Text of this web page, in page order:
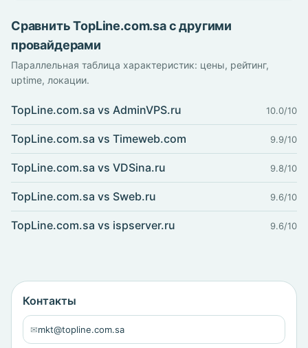
Сравнить TopLine.com.sa с другими
провайдерами
Параллельная таблица характеристик: цены, рейтинг,
uptime, локации.
TopLine.com.sa vs AdminVPS.ru 10.0/10
TopLine.com.sa vs Timeweb.com 9.9/10
TopLine.com.sa vs VDSina.ru 9.8/10
TopLine.com.sa vs Sweb.ru 9.6/10
TopLine.com.sa vs ispserver.ru 9.6/10
Контакты
✉mkt@topline.com.sa